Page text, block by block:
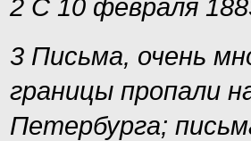
2 С 10 февраля
3 Письма, очень
границы пропали
Петербурга;